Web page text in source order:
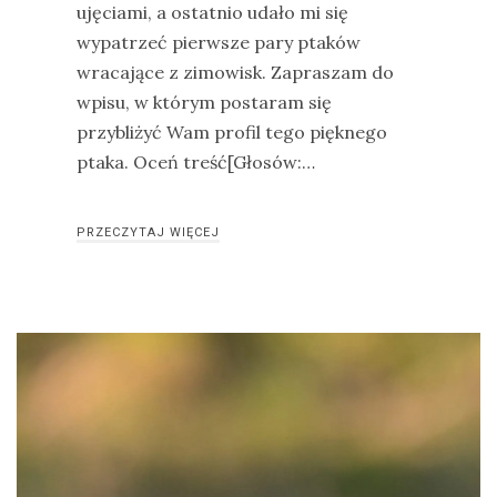
ujęciami, a ostatnio udało mi się
wypatrzeć pierwsze pary ptaków
wracające z zimowisk. Zapraszam do
wpisu, w którym postaram się
przybliżyć Wam profil tego pięknego
ptaka. Oceń treść[Głosów:…
PRZECZYTAJ WIĘCEJ